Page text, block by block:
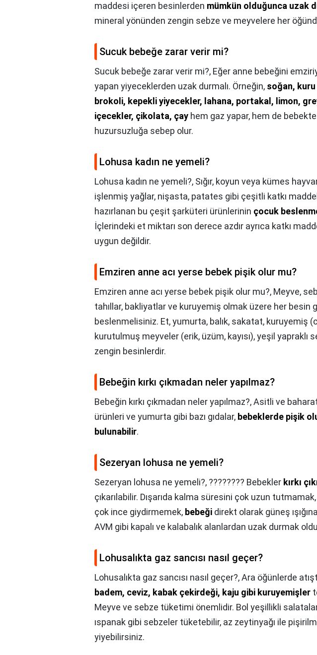
maddesi içeren besinlerden mümkün olduğunca uzak
mineral yönünden zengin sebze ve meyvelere her
Sucuk bebeğe zarar verir mi?
Sucuk bebeğe zarar verir mi?, Eğer anne bebeğini
yapan yiyeceklerden uzak durmalı. Örneğin, soğan,
brokoli, kepekli yiyecekler, lahana, portakal, limon,
içecekler, çikolata, çay hem gaz yapar, hem de
huzursuzluğa sebep olur.
Lohusa kadın ne yemeli?
Lohusa kadın ne yemeli?, Sığır, koyun veya kümes
işlenmiş yağlar, nişasta, patates gibi çeşitli katkı
hazırlanan bu çeşit şarküteri ürünlerinin çocuk
İçlerindeki et miktarı son derece azdır ayrıca katkı
uygun değildir.
Emziren anne acı yerse bebek pişik olur mu?
Emziren anne acı yerse bebek pişik olur mu?, Meyve,
tahıllar, bakliyatlar ve kuruyemiş olmak üzere her besin
beslenmelisiniz. Et, yumurta, balık, sakatat, kuruyemiş
kurutulmuş meyveler (erik, üzüm, kayısı), yeşil yapraklı
zengin besinlerdir.
Bebeğin kırkı çıkmadan neler yapılmaz?
Bebeğin kırkı çıkmadan neler yapılmaz?,Asitli ve
ürünleri ve yumurta gibi bazı gıdalar, bebeklerde pişik
bulunabilir.
Sezeryan lohusa ne yemeli?
Sezeryan lohusa ne yemeli?, ???????? Bebekler kırkı
çıkarılabilir. Dışarıda kalma süresini çok uzun tutmamak,
çok ince giydirmemek, bebeği direkt olarak güneş
AVM gibi kapalı ve kalabalık alanlardan uzak durmak
Lohusalıkta gaz sancısı nasıl geçer?
Lohusalıkta gaz sancısı nasıl geçer?,Ara öğünlerde
badem, ceviz, kabak çekirdeği, kaju gibi kuruyemişler
Meyve ve sebze tüketimi önemlidir. Bol yeşillikli
ıspanak gibi sebzeler tüketebilir, az zeytinyağı ile
yiyebilirsiniz.